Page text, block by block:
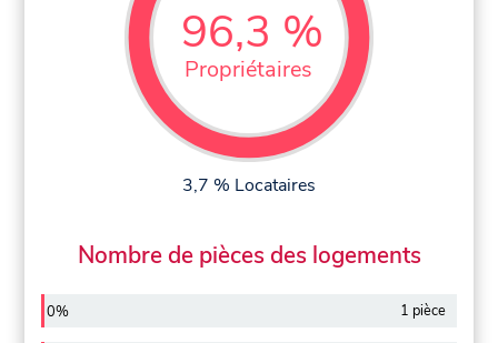
96,3 %
Propriétaires
3,7 % Locataires
Nombre de pièces des logements
0% 1 pièce